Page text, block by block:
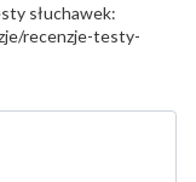
słuchawek:
recenzje-testy-